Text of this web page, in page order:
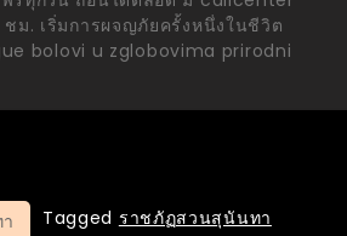
ม. เริ่มการผจญภัยครั้งหนึ่งในชีวิต
bolovi u zglobovima prirodni
Tagged ราชภัฏสวนสุนันทา